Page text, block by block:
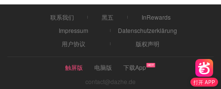
打开 APP
联系我们 黑五
InRewards
Impressum
Datenschutzerklärung
用户协议
版权声明
触屏版 电脑版
下载App
contact@dazhe.de